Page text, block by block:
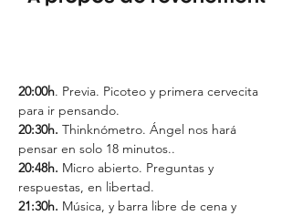
20:00h. Previa. Picoteo y primera cervecita
para ir pensando.
20:30h. Thinknómetro. Ángel nos hará
pensar en solo 18 minutos..
20:48h. Micro abierto. Preguntas y
respuestas, en libertad.
21:30h. Música, y barra libre de cena y